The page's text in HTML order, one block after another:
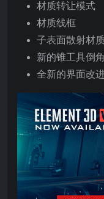
材质转让模式
材质线框
子表面散射材
新的锥工具倒
全新的界面改进